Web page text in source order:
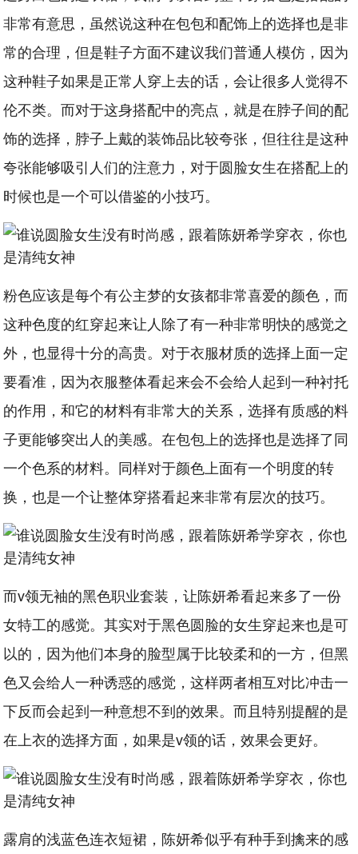
非常有意思，虽然说这种在包包和配饰上的选择也是非
常的合理，但是鞋子方面不建议我们普通人模仿，因为
这种鞋子如果是正常人穿上去的话，会让很多人觉得不
伦不类。而对于这身搭配中的亮点，就是在脖子间的配
饰的选择，脖子上戴的装饰品比较夸张，但往往是这种
夸张能够吸引人们的注意力，对于圆脸女生在搭配上的
时候也是一个可以借鉴的小技巧。
粉色应该是每个有公主梦的女孩都非常喜爱的颜色，而
这种色度的红穿起来让人除了有一种非常明快的感觉之
外，也显得十分的高贵。对于衣服材质的选择上面一定
要看准，因为衣服整体看起来会不会给人起到一种衬托
的作用，和它的材料有非常大的关系，选择有质感的料
子更能够突出人的美感。在包包上的选择也是选择了同
一个色系的材料。同样对于颜色上面有一个明度的转
换，也是一个让整体穿搭看起来非常有层次的技巧。
而v领无袖的黑色职业套装，让陈妍希看起来多了一份
女特工的感觉。其实对于黑色圆脸的女生穿起来也是可
以的，因为他们本身的脸型属于比较柔和的一方，但黑
色又会给人一种诱惑的感觉，这样两者相互对比冲击一
下反而会起到一种意想不到的效果。而且特别提醒的是
在上衣的选择方面，如果是v领的话，效果会更好。
露肩的浅蓝色连衣短裙，陈妍希似乎有种手到擒来的感